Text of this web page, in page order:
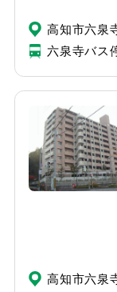
高知市六泉
六泉寺バス
高知市六泉